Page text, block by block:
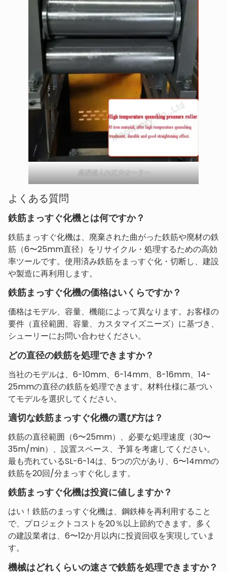
高温焼入れ圧力ローラー
よくある質問
鉄筋まっすぐ化機とは何ですか？
鉄筋まっすぐ化機は、廃棄された曲がった鉄筋や廃材の鉄
筋（6〜25mm直径）をリサイクル・処理するための高効
率ツールです。使用済み鉄筋をまっすぐ化・切断し、建設
や製造に再利用します。
鉄筋まっすぐ化機の価格はいくらですか？
価格はモデル、容量、機能によって異なります。お客様の
要件（直径範囲、容量、カスタマイズニーズ）に基づき、
シューリーにお問い合わせください。
どの直径の鉄筋を処理できますか？
当社のモデルは、6-10mm、6-14mm、8-16mm、14-
25mmの直径の鉄筋を処理できます。材料仕様に基づい
てモデルを選択してください。
適切な鉄筋まっすぐ化機の選び方は？
鉄筋の直径範囲（6〜25mm）、必要な処理速度（30〜
35m/min）、設置スペース、予算を考慮してください。
最も売れているSL-6-14は、5つの穴があり、6〜14mmの
鉄筋を20回/分まっすぐ化します。
鉄筋まっすぐ化機は投資に値しますか？
はい！鉄筋のまっすぐ化機は、鋼鉄棒を再利用すること
で、プロジェクトコストを20％以上節約できます。多く
の建設業者は、6〜12か月以内に投資回収を実現していま
す。
機械はどれくらいの速さで鉄筋を処理できますか？